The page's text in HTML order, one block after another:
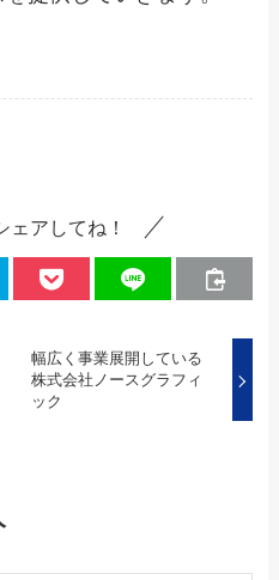
ェアしてね！
幅広く事業展開している
株式会社ノースグラフィ
ック